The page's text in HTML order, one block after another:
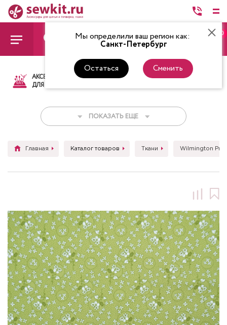
Мы определили ваш регион как:
Санкт-Петербург
Остаться Сменить
0
АКСЕССУАРЫ
ДЛЯ ШИТЬЯ
ТКАНИ НИТКИ
ПОКАЗАТЬ ЕЩЕ
Главная Каталог товаров Ткани Wilmington